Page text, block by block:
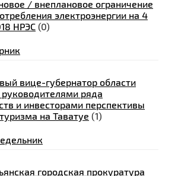
/ внеплановое ограничение
электроэнергии на 4
НРЭС (0)
вице-губернатор области
руководителями ряда
и инвесторами перспективы
на Таватуе (1)
городская прокуратура